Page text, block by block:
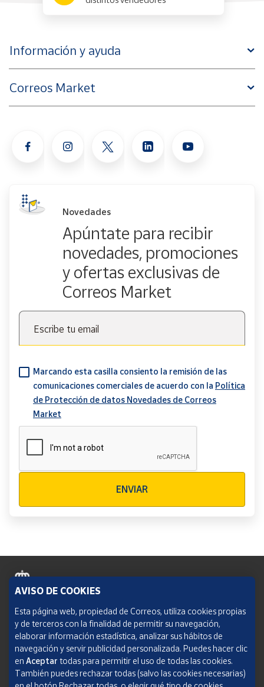
Información y ayuda
Correos Market
Novedades
Apúntate para recibir
novedades, promociones
y ofertas exclusivas de
Correos Market
Escribe tu email
Marcando esta casilla consiento la remisión de las
comunicaciones comerciales de acuerdo con la Política
de Protección de datos Novedades de Correos
Market
ENVIAR
Política de cookies
Aviso legal
Condiciones del servicio
Política de Privacidad Web
AVISO DE COOKIES
Esta página web, propiedad de Correos, utiliza cookies propias
y de terceros con la finalidad de permitir su navegación,
elaborar información estadística, analizar sus hábitos de
navegación y servir publicidad personalizada. Puedes hacer clic
en Aceptar todas para permitir el uso de todas las cookies.
También puedes rechazar todas (salvo las cookies necesarias)